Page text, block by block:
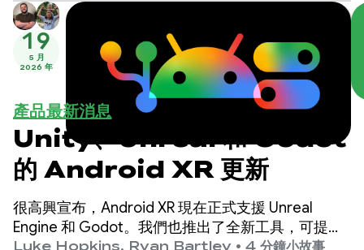
19
5 月
2026 年
產品最新消息
Unity、Unreal 和 Godot
的 Android XR 更新
很高興宣布，Android XR 現在正式支援 Unreal
Engine 和 Godot。我們也推出了全新工具，可提升